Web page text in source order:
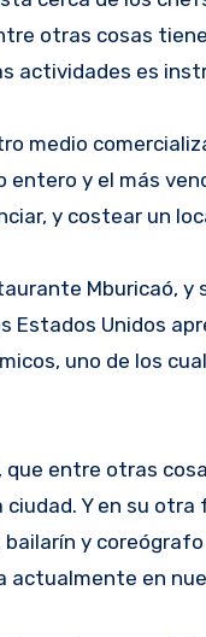
otras cosas
actividades es
medio
entero y el más
y costear un
Mburicaó, y
Unidos
uno de los
entre otras
Y en su
y
actualmente en